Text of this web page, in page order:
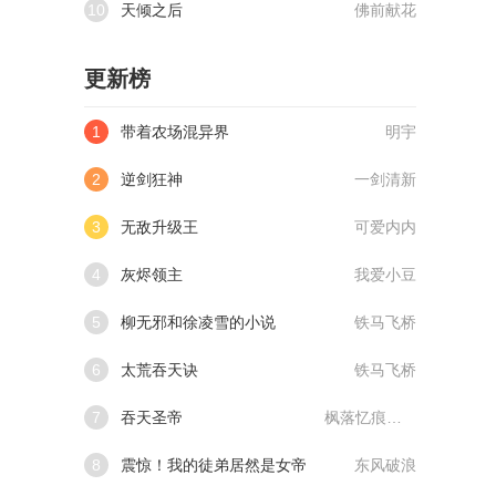
10 天倾之后 佛前献花
更新榜
1 带着农场混异界 明宇
2 逆剑狂神 一剑清新
3 无敌升级王 可爱内内
4 灰烬领主 我爱小豆
5 柳无邪和徐凌雪的小说 铁马飞桥
6 太荒吞天诀 铁马飞桥
7 吞天圣帝
8 震惊！我的徒弟居然是女帝 东风破浪